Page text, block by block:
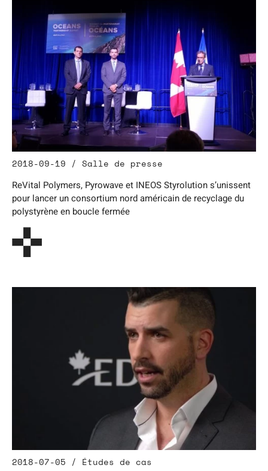
2018-09-19 / Salle de presse
ReVital Polymers, Pyrowave et INEOS Styrolution s’unissent
pour lancer un consortium nord américain de recyclage du
polystyrène en boucle fermée
2018-07-05 / Études de cas